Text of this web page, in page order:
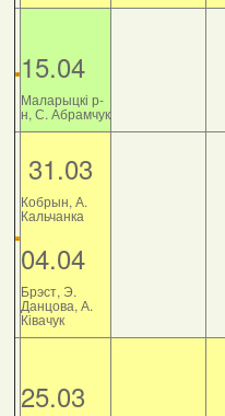
15.04
Маларыцкі р-
н, С. Абрамчук
31.03
Кобрын, А.
Кальчанка
04.04
Брэст, Э.
Данцова, А.
Ківачук
25.03